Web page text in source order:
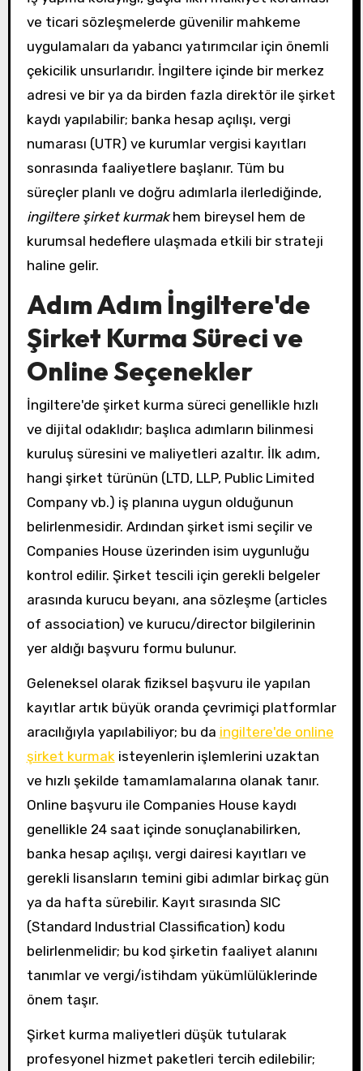
ve ticari sözleşmelerde güvenilir mahkeme
uygulamaları da yabancı yatırımcılar için önemli
çekicilik unsurlarıdır. İngiltere içinde bir merkez
adresi ve bir ya da birden fazla direktör ile şirket
kaydı yapılabilir; banka hesap açılışı, vergi
numarası (UTR) ve kurumlar vergisi kayıtları
sonrasında faaliyetlere başlanır. Tüm bu
süreçler planlı ve doğru adımlarla ilerlediğinde,
ingiltere şirket kurmakhem bireysel hem de
kurumsal hedeflere ulaşmada etkili bir strateji
haline gelir.
Adım Adım İngiltere'de
Şirket Kurma Süreci ve
Online Seçenekler
İngiltere'de şirket kurma süreci genellikle hızlı
ve dijital odaklıdır; başlıca adımların bilinmesi
kuruluş süresini ve maliyetleri azaltır. İlk adım,
hangi şirket türünün (LTD, LLP, Public Limited
Company vb.) iş planına uygun olduğunun
belirlenmesidir. Ardından şirket ismi seçilir ve
Companies House üzerinden isim uygunluğu
kontrol edilir. Şirket tescili için gerekli belgeler
arasında kurucu beyanı, ana sözleşme (articles
of association) ve kurucu/director bilgilerinin
yer aldığı başvuru formu bulunur.
Geleneksel olarak fiziksel başvuru ile yapılan
kayıtlar artık büyük oranda çevrimiçi platformlar
aracılığıyla yapılabiliyor; bu da ingiltere'de online
şirket kurmak isteyenlerin işlemlerini uzaktan
ve hızlı şekilde tamamlamalarına olanak tanır.
Online başvuru ile Companies House kaydı
genellikle 24 saat içinde sonuçlanabilirken,
banka hesap açılışı, vergi dairesi kayıtları ve
gerekli lisansların temini gibi adımlar birkaç gün
ya da hafta sürebilir. Kayıt sırasında SIC
(Standard Industrial Classification) kodu
belirlenmelidir; bu kod şirketin faaliyet alanını
tanımlar ve vergi/istihdam yükümlülüklerinde
önem taşır.
Şirket kurma maliyetleri düşük tutularak
profesyonel hizmet paketleri tercih edilebilir;